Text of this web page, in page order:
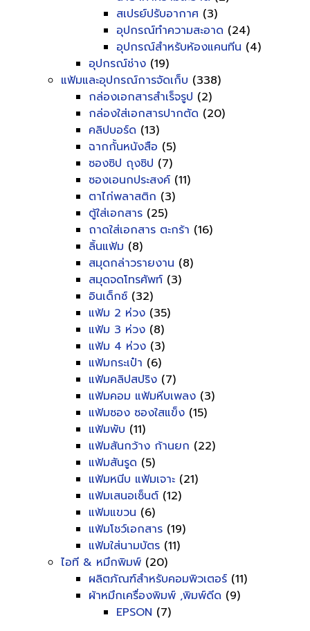
สเปรย์ปรับอากาศ (3)
อุปกรณ์ทำความสะอาด (24)
อุปกรณ์สำหรับห้องแคนทีน (4)
อุปกรณ์ช่าง (19)
แฟ้มและอุปกรณ์การจัดเก็บ (338)
กล่องเอกสารสำเร็จรูป (2)
กล่องใส่เอกสารปากตัด (20)
คลิปบอร์ด (13)
ฉากกั้นหนังสือ (5)
ซองซิป ถุงซิป (7)
ซองเอนกประสงค์ (11)
ตาไก่พลาสติก (3)
ตู้ใส่เอกสาร (25)
ถาดใส่เอกสาร ตะกร้า (16)
ลิ้นแฟ้ม (8)
สมุดกล่าวรายงาน (8)
สมุดจดโทรศัพท์ (3)
อินเด็กซ์ (32)
แฟ้ม 2 ห่วง (35)
แฟ้ม 3 ห่วง (8)
แฟ้ม 4 ห่วง (3)
แฟ้มกระเป๋า (6)
แฟ้มคลิปสปริง (7)
แฟ้มคอม แฟ้มหีบเพลง (3)
แฟ้มซอง ซองใสแข็ง (15)
แฟ้มพับ (11)
แฟ้มสันกว้าง ก้านยก (22)
แฟ้มสันรูด (5)
แฟ้มหนีบ แฟ้มเจาะ (21)
แฟ้มเสนอเซ็นต์ (12)
แฟ้มแขวน (6)
แฟ้มโชว์เอกสาร (19)
แฟ้มใส่นามบัตร (11)
ไอที & หมึกพิมพ์ (20)
ผลิตภัณฑ์สำหรับคอมพิวเตอร์ (11)
ผ้าหมึกเครื่องพิมพ์ ,พิมพ์ดีด (9)
EPSON (7)